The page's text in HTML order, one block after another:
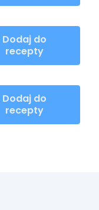
Dodaj do
recepty
Dodaj do
recepty